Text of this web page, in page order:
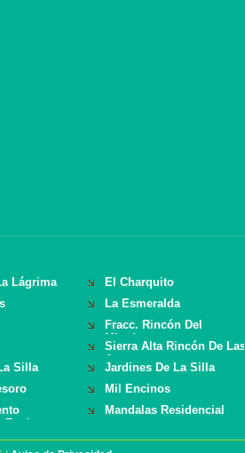
Lágrima
El Charquito
La Esmeralda
Fracc. Rincón Del
Mirador
Sierra Alta Rincón De Las
Aves
Silla
Jardines De La Silla
Mil Encinos
Mandalas Residencial